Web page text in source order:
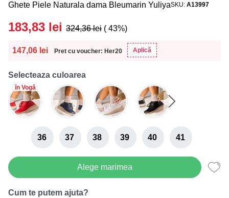
Ghete Piele Naturala dama Bleumarin YuliyaSKU A13997
147,06 lei Pret cu voucher: Her20 Aplică
183,83 lei 324,36lei ( 43%)
Selecteaza culoarea
în Vogă
36 37 38 39 40 41
Alege marimea
Cum te putem ajuta?